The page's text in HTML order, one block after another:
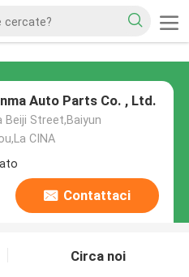
Auto Parts Co. , Ltd.
Beiji Street,Baiyun
CINA
Contattaci
Circa noi